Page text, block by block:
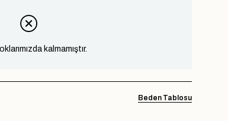
kalmamıştır.
Beden Tablosu